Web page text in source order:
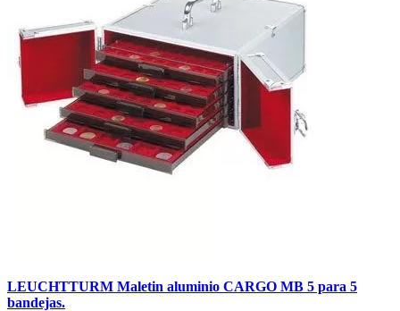
LEUCHTTURM Maletin aluminio CARGO MB 5 para 5
bandejas.